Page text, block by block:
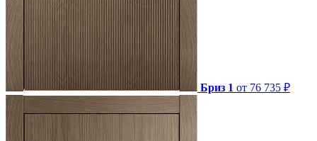
Бриз 1 от 76 735 ₽